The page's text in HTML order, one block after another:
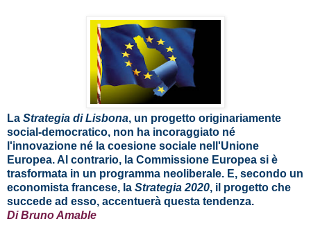
La Strategia di Lisbona, un progetto originariamente
social-democratico, non ha incoraggiato né
l'innovazione né la coesione sociale nell'Unione
Europea. Al contrario, la Commissione Europea si è
trasformata in un programma neoliberale. E, secondo un
economista francese, la Strategia 2020, il progetto che
succede ad esso, accentuerà questa tendenza.
Di Bruno Amable